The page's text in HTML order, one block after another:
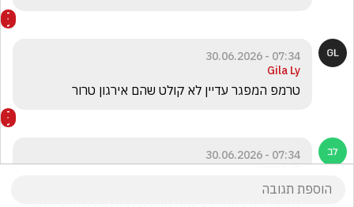
07:34 - 30.06.2026
Gila Ly
טרמפ המפגר עדיין לא קולט שהם אירגון טרור
07:34 - 30.06.2026
לי ברגמן